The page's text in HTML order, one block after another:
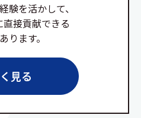
験を活かして、
接貢献できる
ります。
見る